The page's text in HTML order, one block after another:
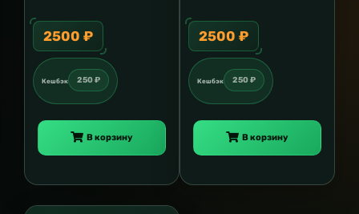
2500 ₽
Кешбэк 250 ₽
В корзину
2500 ₽
Кешбэк 250 ₽
В корзину